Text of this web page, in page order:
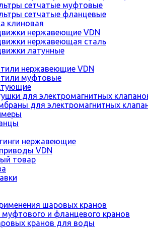
сетчатые муфтовые
сетчатые фланцевые
клиновая
нержавеющие VDN
нержавеющая сталь
латунные
нержавеющие VDN
муфтовые
для электромагнитных
для электромагнитных
нержавеющие
VDN
товар
шаровых кранов
и фланцевого кранов
кранов для воды